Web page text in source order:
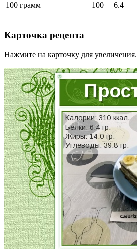
100 грамм
100 6.4
Карточка рецепта
Нажмите на карточку для увеличения.